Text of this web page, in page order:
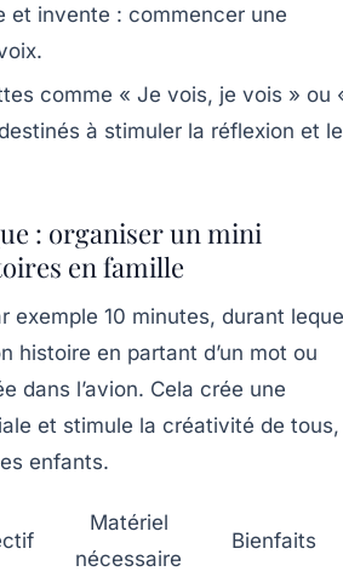
et invente : commencer une
comme « Je vois, je vois » ou
à stimuler la réflexion et le
: organiser un mini
en famille
exemple 10 minutes, durant
histoire en partant d’un mot ou
dans l’avion. Cela crée une
et stimule la créativité de tous,
enfants.
Matériel
nécessaire
Bienfaits